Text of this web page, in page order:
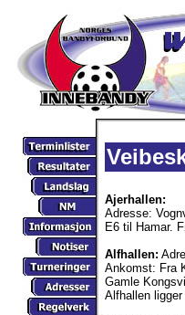
Ajerhallen:
Adresse:
E6 til Hamar.
Alfhallen:
Ankomst: Fra
Gamle
Alfhallen